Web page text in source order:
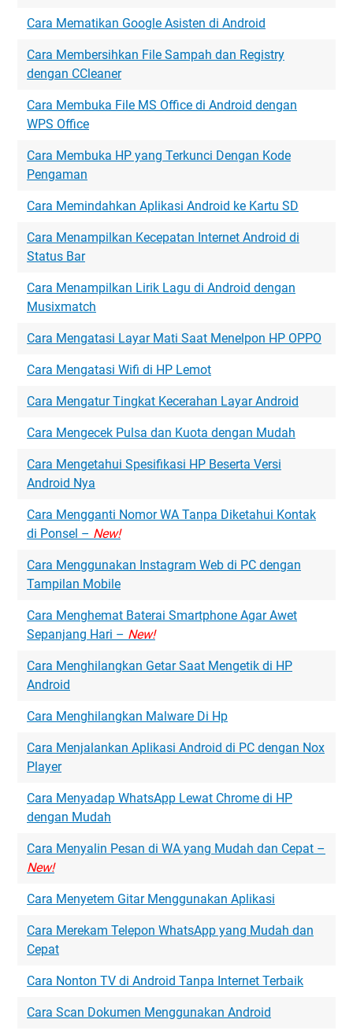
Cara Mematikan Google Asisten di Android
Cara Membersihkan File Sampah dan Registry
dengan CCleaner
Cara Membuka File MS Office di Android dengan
WPS Office
Cara Membuka HP yang Terkunci Dengan Kode
Pengaman
Cara Memindahkan Aplikasi Android ke Kartu SD
Cara Menampilkan Kecepatan Internet Android di
Status Bar
Cara Menampilkan Lirik Lagu di Android dengan
Musixmatch
Cara Mengatasi Layar Mati Saat Menelpon HP OPPO
Cara Mengatasi Wifi di HP Lemot
Cara Mengatur Tingkat Kecerahan Layar Android
Cara Mengecek Pulsa dan Kuota dengan Mudah
Cara Mengetahui Spesifikasi HP Beserta Versi
Android Nya
Cara Mengganti Nomor WA Tanpa Diketahui Kontak
di Ponsel – New!
Cara Menggunakan Instagram Web di PC dengan
Tampilan Mobile
Cara Menghemat Baterai Smartphone Agar Awet
Sepanjang Hari – New!
Cara Menghilangkan Getar Saat Mengetik di HP
Android
Cara Menghilangkan Malware Di Hp
Cara Menjalankan Aplikasi Android di PC dengan Nox
Player
Cara Menyadap WhatsApp Lewat Chrome di HP
dengan Mudah
Cara Menyalin Pesan di WA yang Mudah dan Cepat –
New!
Cara Menyetem Gitar Menggunakan Aplikasi
Cara Merekam Telepon WhatsApp yang Mudah dan
Cepat
Cara Nonton TV di Android Tanpa Internet Terbaik
Cara Scan Dokumen Menggunakan Android